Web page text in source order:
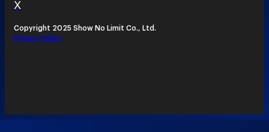
X
Copyright 2025 Show No Limit Co., Ltd.
Privacy Policy